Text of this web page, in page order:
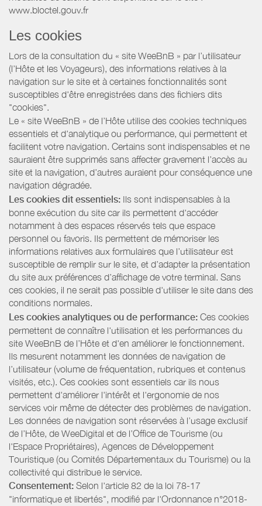
www.bloctel.gouv.fr
Les cookies
Lors de la consultation du « site WeeBnB » par l’utilisateur
(l’Hôte et les Voyageurs), des informations relatives à la
navigation sur le site et à certaines fonctionnalités sont
susceptibles d'être enregistrées dans des fichiers dits
"cookies".
Le « site WeeBnB » de l’Hôte utilise des cookies techniques
essentiels et d'analytique ou performance, qui permettent et
facilitent votre navigation. Certains sont indispensables et ne
sauraient être supprimés sans affecter gravement l’accès au
site et la navigation, d’autres auraient pour conséquence une
navigation dégradée.
Les cookies dit essentiels: Ils sont indispensables à la
bonne exécution du site car ils permettent d'accéder
notamment à des espaces réservés tels que espace
personnel ou favoris. Ils permettent de mémoriser les
informations relatives aux formulaires que l’utilisateur est
susceptible de remplir sur le site, et d’adapter la présentation
du site aux préférences d’affichage de votre terminal. Sans
ces cookies, il ne serait pas possible d'utiliser le site dans des
conditions normales.
Les cookies analytiques ou de performance: Ces cookies
permettent de connaître l'utilisation et les performances du
site WeeBnB de l’Hôte et d'en améliorer le fonctionnement.
Ils mesurent notamment les données de navigation de
l’utilisateur (volume de fréquentation, rubriques et contenus
visités, etc.). Ces cookies sont essentiels car ils nous
permettent d'améliorer l'intérêt et l'ergonomie de nos
services voir même de détecter des problèmes de navigation.
Les données de navigation sont réservées à l’usage exclusif
de l’Hôte, de WeeDigital et de l’Office de Tourisme (ou
l'Espace Propriétaires), Agences de Développement
Touristique (ou Comités Départementaux du Tourisme) ou la
collectivité qui distribue le service.
Consentement: Selon l'article 82 de la loi 78-17
"informatique et libertés", modifié par l'Ordonnance n°2018-